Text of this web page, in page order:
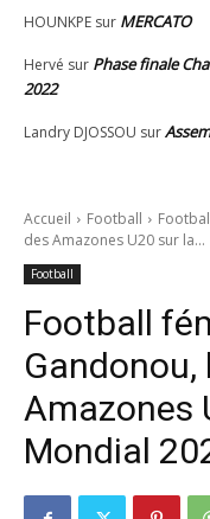
HOUNKPE sur MERCATO
Hervé sur Phase finale
2022
Landry DJOSSOU sur